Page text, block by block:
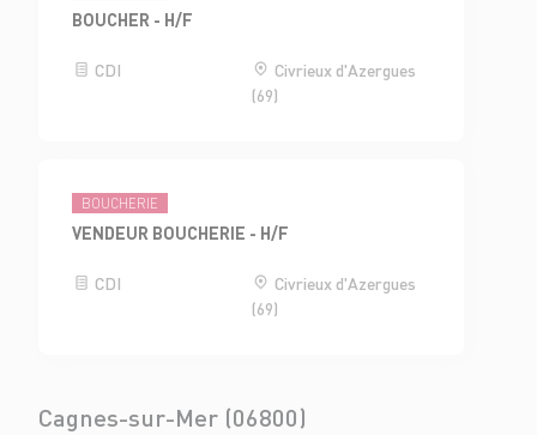
BOUCHER - H/F
CDI
Civrieux d'Azergues
(69)
BOUCHERIE
VENDEUR BOUCHERIE - H/F
CDI
Civrieux d'Azergues
(69)
Cagnes-sur-Mer (06800)